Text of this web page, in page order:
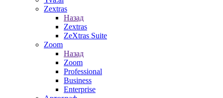
Zextras
Назад
Zextras
ZeXtras Suite
Zoom
Назад
Zoom
Professional
Business
Enterprise